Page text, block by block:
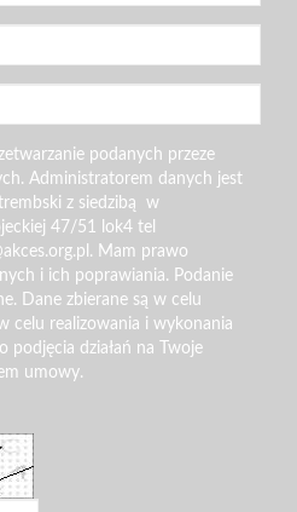
podanych przeze
Administratorem danych jest
z siedzibą w
47/51 lok4 tel
Mam prawo
i ich poprawiania. Podanie
Dane zbierane są w celu
celu realizowania i wykonania
podjęcia działań na Twoje
umowy.